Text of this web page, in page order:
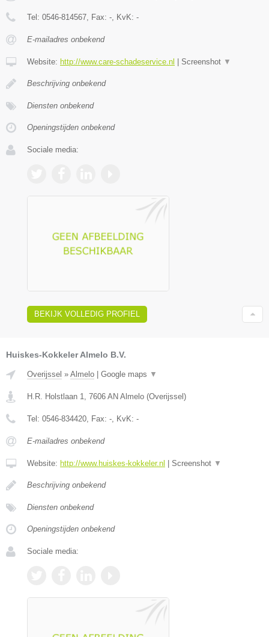
Tel: 0546-814567 , Fax: - , KvK: -
E-mailadres onbekend
Website: http://www.care-schadeservice.nl Screenshot ▼
Beschrijving onbekend
Diensten onbekend
Openingstijden onbekend
Sociale media:
BEKIJK VOLLEDIG PROFIEL
Huiskes-Kokkeler Almelo B.V.
Overijssel » Almelo | Google maps ▼
H.R. Holstlaan 1 7606 AN Almelo (Overijssel)
Tel: 0546-834420 , Fax: - , KvK: -
E-mailadres onbekend
Website: http://www.huiskes-kokkeler.nl | Screenshot ▼
Beschrijving onbekend
Diensten onbekend
Openingstijden onbekend
Sociale media: